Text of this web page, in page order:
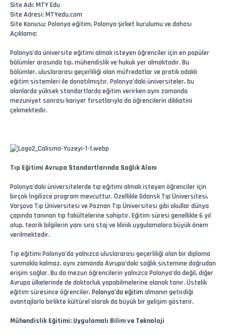
Site Adı: MTY Edu
Site Adresi: MTYedu.com
Site Konusu: Polonya eğitim, Polonya şirket kurulumu ve dahası
Açıklama:
Polonya’da üniversite eğitimi almak isteyen öğrenciler için en popüler
bölümler arasında tıp, mühendislik ve hukuk yer almaktadır. Bu
bölümler, uluslararası geçerliliği olan müfredatlar ve pratik odaklı
eğitim sistemleri ile donatılmıştır. Polonya’daki üniversiteler, bu
alanlarda yüksek standartlarda eğitim verirken aynı zamanda
mezuniyet sonrası kariyer fırsatlarıyla da öğrencilerin dikkatini
çekmektedir.
Tıp Eğitimi Avrupa Standartlarında Sağlık Alanı
Polonya’daki üniversitelerde tıp eğitimi almak isteyen öğrenciler için
birçok İngilizce program mevcuttur. Özellikle Gdansk Tıp Üniversitesi,
Varşova Tıp Üniversitesi ve Poznan Tıp Üniversitesi gibi okullar dünya
çapında tanınan tıp fakültelerine sahiptir. Eğitim süresi genellikle 6 yıl
olup, teorik bilgilerin yanı sıra staj ve klinik uygulamalara büyük önem
verilmektedir.
Tıp eğitimi Polonya’da yalnızca uluslararası geçerliliği olan bir diploma
sunmakla kalmaz, aynı zamanda Avrupa’daki sağlık sistemine doğrudan
erişim sağlar. Bu da mezun öğrencilerin yalnızca Polonya’da değil, diğer
Avrupa ülkelerinde de doktorluk yapabilmelerine olanak tanır. Üstelik
eğitim süresince öğrenciler, Polonya’da eğitim almanın getirdiği
avantajlarla birlikte kültürel olarak da büyük bir gelişim gösterir.
Mühendislik Eğitimi: Uygulamalı Bilim ve Teknoloji